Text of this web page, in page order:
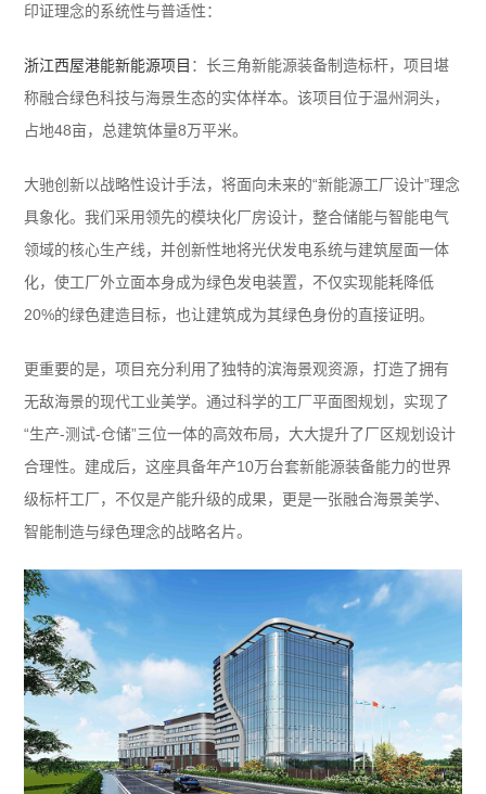
印证理念的系统性与普适性：
浙江西屋港能新能源项目 ：长三角新能源装备制造标杆，项目堪
称融合绿色科技与海景生态的实体样本。该项目位于温州洞头，
占地48亩，总建筑体量8万平米。
大驰创新以战略性设计手法，将面向未来的“新能源工厂设计”理念
具象化。我们采用领先的模块化厂房设计，整合储能与智能电气
领域的核心生产线，并创新性地将光伏发电系统与建筑屋面一体
化，使工厂外立面本身成为绿色发电装置，不仅实现能耗降低
20%的绿色建造目标，也让建筑成为其绿色身份的直接证明。
更重要的是，项目充分利用了独特的滨海景观资源，打造了拥有
无敌海景的现代工业美学。通过科学的工厂平面图规划，实现了
“生产-测试-仓储”三位一体的高效布局，大大提升了厂区规划设计
合理性。建成后，这座具备年产10万台套新能源装备能力的世界
级标杆工厂，不仅是产能升级的成果，更是一张融合海景美学、
智能制造与绿色理念的战略名片。